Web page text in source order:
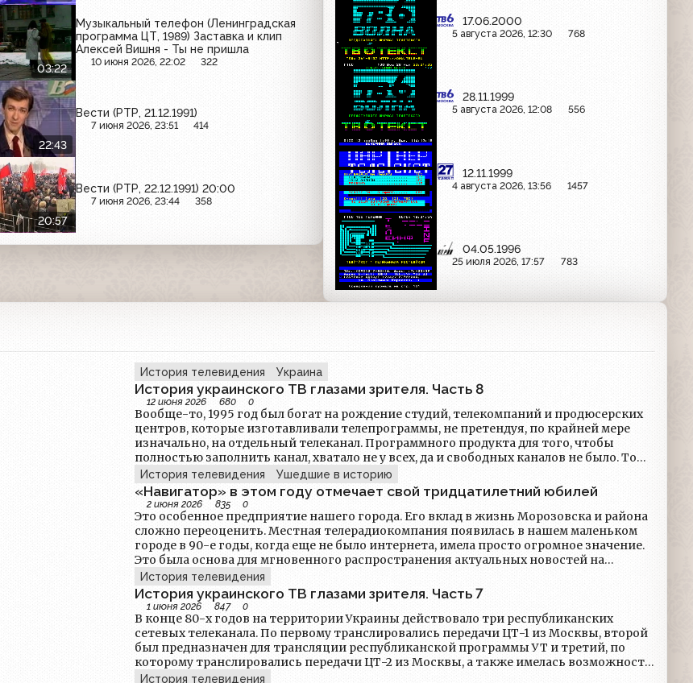
03:22
Музыкальный телефон (Ленинградская
программа ЦТ, 1989) Заставка и клип
Алексей Вишня - Ты не пришла
10 июня 2026, 22:02 322
22:43
Вести (РТР, 21.12.1991)
7 июня 2026, 23:51 414
20:57
Вести (РТР, 22.12.1991) 20:00
7 июня 2026, 23:44 358
17.06.2000
5 августа 2026, 12:30 768
28.11.1999
5 августа 2026, 12:08 556
12.11.1999
4 августа 2026, 13:56 1457
04.05.1996
25 июля 2026, 17:57 783
История телевидения Украина
История украинского ТВ глазами зрителя. Часть 8
12 июня 2026 680 0
Вообще-то, 1995 год был богат на рождение студий, телекомпаний и продюсерских
центров, которые изготавливали телепрограммы, не претендуя, по крайней мере
изначально, на отдельный телеканал. Программного продукта для того, чтобы
полностью заполнить канал, хватало не у всех, да и свободных каналов не было. То
есть телевидение, в том числе и коммерческие каналы, начали понемногу
разделяться на «broadcasting» и «production».
История телевидения Ушедшие в историю
«Навигатор» в этом году отмечает свой тридцатилетний юбилей
2 июня 2026 835 0
Это особенное предприятие нашего города. Его вклад в жизнь Морозовска и района
сложно переоценить. Местная телерадиокомпания появилась в нашем маленьком
городе в 90-е годы, когда еще не было интернета, имела просто огромное значение.
Это была основа для мгновенного распространения актуальных новостей на
местечковом уровне. Люди могли узнавать о событиях, которые непосредственно
касались их жизни — от культурных мероприятий до политических изменений.
«Навигатор» способствовал формированию местной идентичности, объединяя
жителей вокруг общих интересов, историй и событий. Местные музыканты,
артисты, спортсмены и другие таланты могли получить возможность проявить
себя и показать свои достижения более широкой аудитории.
История телевидения
История украинского ТВ глазами зрителя. Часть 7
1 июня 2026 847 0
В конце 80-х годов на территории Украины действовало три республиканских
сетевых телеканала. По первому транслировались передачи ЦТ-1 из Москвы, второй
был предназначен для трансляции республиканской программы УТ и третий, по
которому транслировались передачи ЦТ-2 из Москвы, а также имелась возможность
выхода региональных программ (например, в Киеве этот канал позиционировался
История телевидения